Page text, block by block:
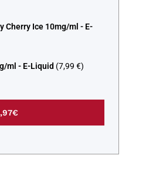
Cherry Ice 10mg/ml - E-
ml - E-Liquid (7,99 €)